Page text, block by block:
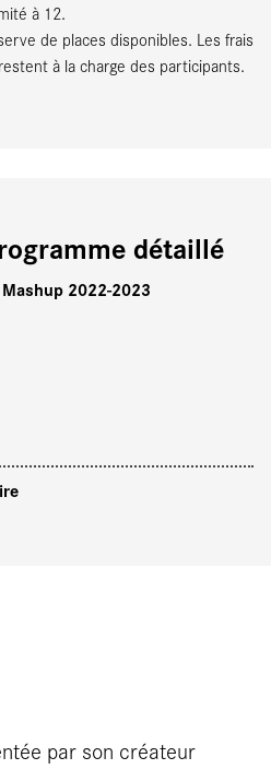
à 12.
de places disponibles. Les frais
à la charge des participants.
détaillé
2022-2023
par son créateur